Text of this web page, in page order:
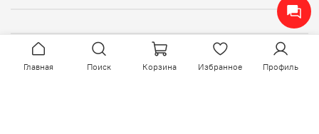
Главная Поиск Корзина Избранное Профиль